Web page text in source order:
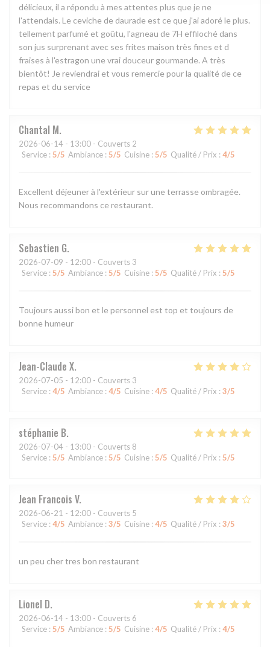
délicieux, il a répondu à mes attentes plus que je ne
l'attendais. Le ceviche de daurade est ce que j'ai adoré le plus.
tellement parfumé et goûtu, l'agneau de 7H effiloché dans
son jus surprenant avec ses frites maison très fines et d
fraises à l'estragon une vrai douceur gourmande. A très
bientôt! Je reviendrai et vous remercie pour la qualité de ce
repas et du service
Chantal M
2026-06-14 - 13:00 - Couverts 2
Service : 5/5 Ambiance : 5/5 Cuisine : 5/5 Qualité / Prix : 4/5
Excellent déjeuner à l'extérieur sur une terrasse ombragée.
Nous recommandons ce restaurant.
Sebastien G
2026-07-09 - 12:00 - Couverts 3
Service : 5/5 Ambiance : 5/5 Cuisine : 5/5 Qualité / Prix : 5/5
Toujours aussi bon et le personnel est top et toujours de
bonne humeur
Jean-Claude X
2026-07-05 - 12:00 - Couverts 3
Service : 4/5 Ambiance : 4/5 Cuisine : 4/5 Qualité / Prix : 3/5
stéphanie B
2026-07-04 - 13:00 - Couverts 8
Service : 5/5 Ambiance : 5/5 Cuisine : 5/5 Qualité / Prix : 5/5
Jean Francois V
2026-06-21 - 12:00 - Couverts 5
Service : 4/5 Ambiance : 3/5 Cuisine : 4/5 Qualité / Prix : 3/5
un peu cher tres bon restaurant
Lionel D
2026-06-14 - 13:00 - Couverts 6
Service : 5/5 Ambiance : 5/5 Cuisine : 4/5 Qualité / Prix : 4/5